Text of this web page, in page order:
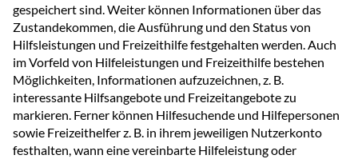
gespeichert sind. Weiter können Informationen über das
Zustandekommen, die Ausführung und den Status von
Hilfsleistungen und Freizeithilfe festgehalten werden. Auch
im Vorfeld von Hilfeleistungen und Freizeithilfe bestehen
Möglichkeiten, Informationen aufzuzeichnen, z. B.
interessante Hilfsangebote und Freizeitangebote zu
markieren. Ferner können Hilfesuchende und Hilfepersonen
sowie Freizeithelfer z. B. in ihrem jeweiligen Nutzerkonto
festhalten, wann eine vereinbarte Hilfeleistung oder